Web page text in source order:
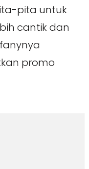
pita untuk
cantik dan
promo